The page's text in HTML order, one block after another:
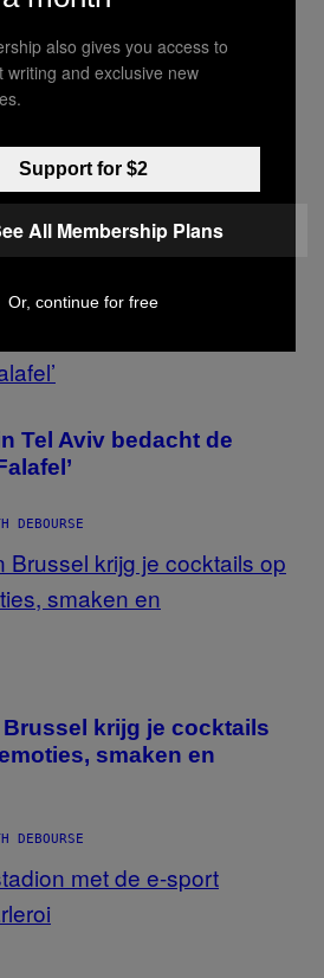
DEBOURSE
Luikse wafel in Brussel,
leuk dan je denkt
DEBOURSE
Tel Aviv bedacht de
DEBOURSE
Brussel krijg je cocktails
smaken en
DEBOURSE
also gives you access to
writing and exclusive new
Support for $2
All Membership Plans
Or, continue for free